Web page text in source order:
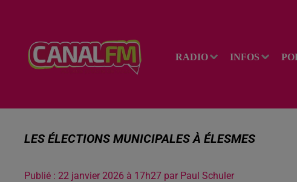
RADIO INFOS
LES ÉLECTIONS MUNICIPALES À ÉLESMES
Publié : 22 janvier 2026 à 17h27 par Paul Schuler